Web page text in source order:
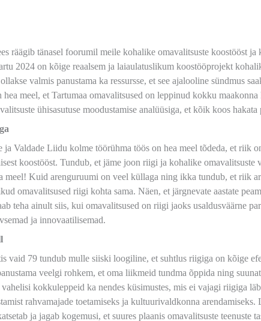
räägib tänasel foorumil meile kohalike omavalitsuste koostööst
2024 on kõige reaalsem ja laiaulatuslikum koostööprojekt
valmis panustama ka ressursse, et see ajalooline sündmus
meel, et Tartumaa omavalitsused on leppinud kokku
ühisasutuse moodustamise analüüsiga, et kõik koos
ja Valdade Liidu kolme töörühma töös on hea meel tõdeda, et riik
koostööst. Tundub, et jäme joon riigi ja kohalike omavalitsuste
meel! Kuid arenguruumi on veel küllaga ning ikka tundub, et riik
omavalitsused riigi kohta sama. Näen, et järgnevate aastate
teha ainult siis, kui omavalitsused on riigi jaoks usaldusväärne
ja innovaatilisemad.
vaid 79 tundub mulle siiski loogiline, et suhtlus riigiga on kõige
veelgi rohkem, et oma liikmeid tundma õppida ning
kokkuleppeid ka nendes küsimustes, mis ei vajagi riigiga
rahvamajade toetamiseks ja kultuurivaldkonna
ja jagab kogemusi, et suures plaanis omavalitsuste teenuste